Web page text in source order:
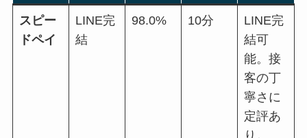
スピー
ドペイ
LINE完
結
98.0% 10分
LINE完
結可
能。接
客の丁
寧さに
定評あ
り。